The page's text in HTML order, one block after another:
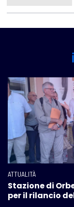
ATTUALITÀ
Stazione di
per il rilancio